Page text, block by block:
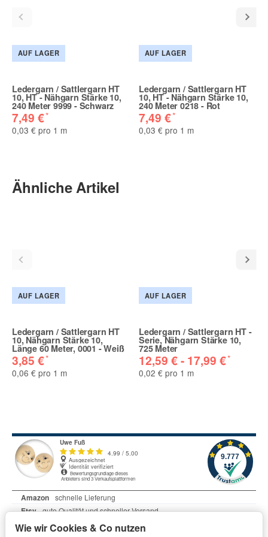
AUF LAGER
Ledergarn / Sattlergarn HT
10, HT - Nähgarn Stärke 10,
240 Meter 9999 - Schwarz
7,49 €*
0,03 € pro 1 m
AUF LAGER
Ledergarn / Sattlergarn HT
10, HT - Nähgarn Stärke 10,
240 Meter 0218 - Rot
7,49 €*
0,03 € pro 1 m
Ähnliche Artikel
AUF LAGER
Ledergarn / Sattlergarn HT
10, Nähgarn Stärke 10,
Länge 60 Meter, 0001 - Weiß
3,85 €*
0,06 € pro 1 m
AUF LAGER
Ledergarn / Sattlergarn HT -
Serie, Nähgarn Stärke 10,
725 Meter
12,59 € - 17,99 €*
0,02 € pro 1 m
Wie wir Cookies & Co nutzen